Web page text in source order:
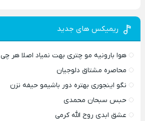
ریمیکس های جدید
هوا بارونیه مو چتری بهت نمیاد اصلا هر چی
محاصره مشتاق دلوجیان
نگو اینجوری بهتره دور باشیمو حیفه نزن
حبس سبحان محمدی
عشق ابدی روح الله کرمی